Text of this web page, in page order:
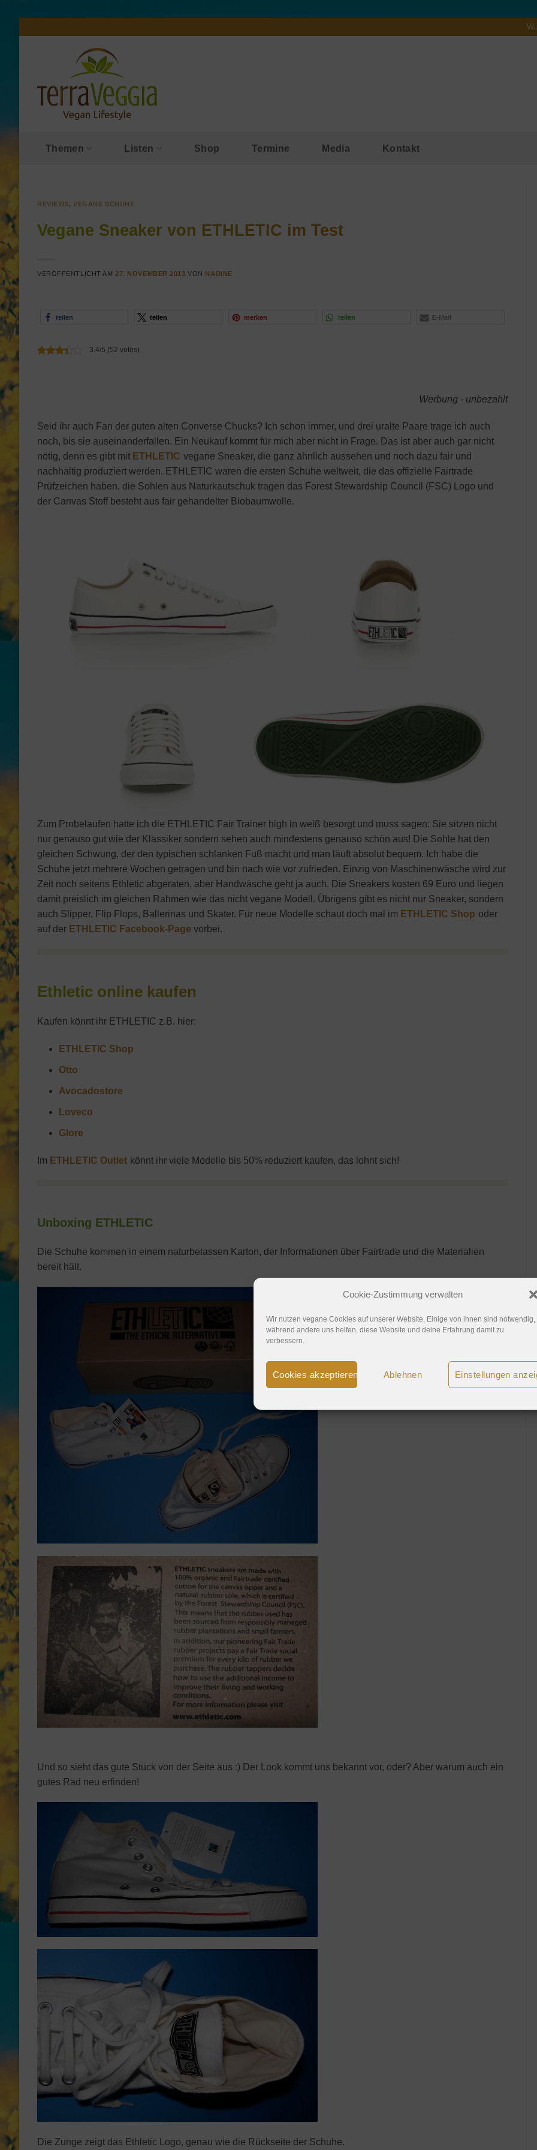
Cookie-Zustimmung verwalten
Wir nutzen vegane Cookies auf unserer Website. Einige von ihnen sind notwendig,
während andere uns helfen, diese Website und deine Erfahrung damit zu
verbessern.
Cookies akzeptieren Ablehnen Einstellungen
Themen Listen Shop Termine Media Kontakt
REVIEWS,VEGANE SCHUHE
Vegane Sneaker von ETHLETIC im Test
VERÖFFENTLICHT AM 27. NOVEMBER 2013 VON NADINE
teilen teilen merken teilen E-Mail
3.4/5 (52 votes)
Werbung - unbezahlt
Seid ihr auch Fan der guten alten Converse Chucks? Ich schon immer, und drei uralte Paare trage ich auch
noch, bis sie auseinanderfallen. Ein Neukauf kommt für mich aber nicht in Frage. Das ist aber auch gar nicht
nötig, denn es gibt mit ETHLETIC vegane Sneaker, die ganz ähnlich aussehen und noch dazu fair und
nachhaltig produziert werden. ETHLETIC waren die ersten Schuhe weltweit, die das offizielle Fairtrade
Prüfzeichen haben, die Sohlen aus Naturkautschuk tragen das Forest Stewardship Council (FSC) Logo und
der Canvas Stoff besteht aus fair gehandelter Biobaumwolle.
Zum Probelaufen hatte ich die ETHLETIC Fair Trainer high in weiß besorgt und muss sagen: Sie sitzen nicht
nur genauso gut wie der Klassiker sondern sehen auch mindestens genauso schön aus! Die Sohle hat den
gleichen Schwung, der den typischen schlanken Fuß macht und man läuft absolut bequem. Ich habe die
Schuhe jetzt mehrere Wochen getragen und bin nach wie vor zufrieden. Einzig von Maschinenwäsche wird zur
Zeit noch seitens Ethletic abgeraten, aber Handwäsche geht ja auch. Die Sneakers kosten 69 Euro und liegen
damit preislich im gleichen Rahmen wie das nicht vegane Modell. Übrigens gibt es nicht nur Sneaker, sondern
auch Slipper, Flip Flops, Ballerinas und Skater. Für neue Modelle schaut doch mal im ETHLETIC Shop oder
auf der ETHLETIC Facebook-Page vorbei.
Ethletic online kaufen
Kaufen könnt ihr ETHLETIC z.B. hier:
ETHLETIC Shop
Otto
Avocadostore
Loveco
Glore
Im ETHLETIC Outlet könnt ihr viele Modelle bis 50% reduziert kaufen, das lohnt sich!
Unboxing ETHLETIC
Die Schuhe kommen in einem naturbelassen Karton, der Informationen über Fairtrade und die Materialien
bereit hält.
Und so sieht das gute Stück von der Seite aus :) Der Look kommt uns bekannt vor, oder? Aber warum auch ein
gutes Rad neu erfinden!
Die Zunge zeigt das Ethletic Logo, genau wie die Rückseite der Schuhe.